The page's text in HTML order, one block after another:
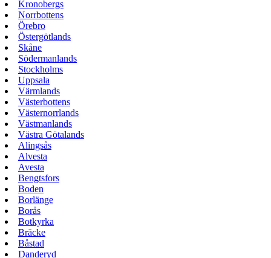
Kronobergs
Norrbottens
Örebro
Östergötlands
Skåne
Södermanlands
Stockholms
Uppsala
Värmlands
Västerbottens
Västernorrlands
Västmanlands
Västra Götalands
Alingsås
Alvesta
Avesta
Bengtsfors
Boden
Borlänge
Borås
Botkyrka
Bräcke
Båstad
Danderyd